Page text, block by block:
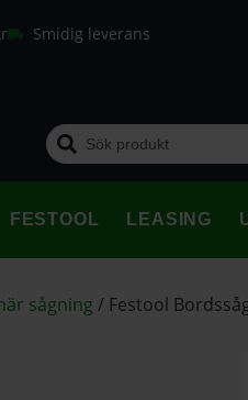
Smidig leverans
FESTOOL LEASING
sågning / Festool